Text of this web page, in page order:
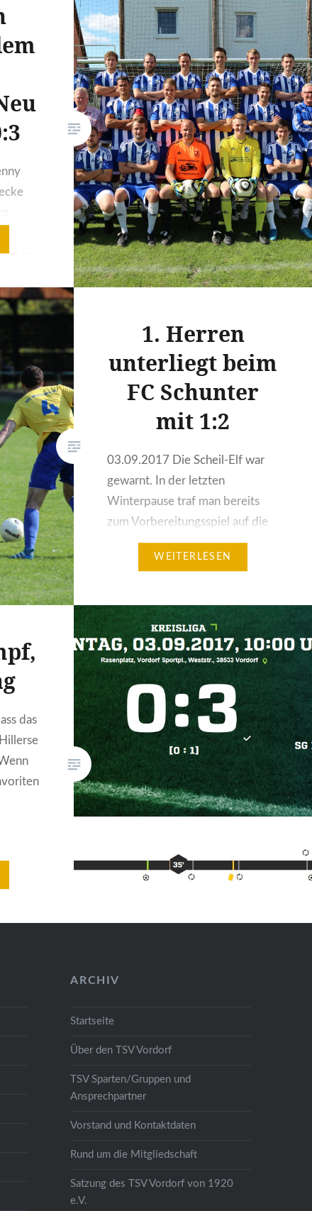
Minuten gehörten der Scheil-Elf.
Dominik Scheil verpasste nach 4
Minuten per Flachschuss die
Führung und auch sein Freistoß…
6.
er
1. Herren
unterliegt beim
FC Schunter
mit 1:2
03.09.2017 Die Scheil-Elf war
gewarnt. In der letzten
Winterpause traf man bereits
zum Vorbereitungsspiel auf die
kampfstarken Gastgeber und
unterlag. Entsprechend nahmen
wurden umgehend in intensive
Zweikämpfe verwickelt. Wir
hatten zwar den besseren
Spielaufbau und damit die
Feldüberlegenheit, allerdings
blieben die Gastgeber mit ihrer
Schnörkellosigkeit stets
gefährlich. Tore fielen…
WEITERLESEN
das
ARCHIV
Startseite
Über den TSV Vordorf
TSV Sparten/Gruppen und
Ansprechpartner
Vorstand und Kontaktdaten
Rund um die Mitgliedschaft
Satzung des TSV Vordorf von 1920
e.V.